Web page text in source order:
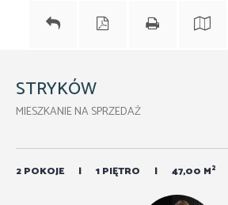
STRYKÓW
MIESZKANIE NA SPRZEDAŻ
2 POKOJE 1 PIĘTRO 47,00 M2